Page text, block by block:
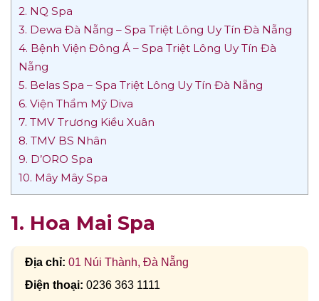
2. NQ Spa
3. Dewa Đà Nẵng – Spa Triệt Lông Uy Tín Đà Nẵng
4. Bệnh Viện Đông Á – Spa Triệt Lông Uy Tín Đà
Nẵng
5. Belas Spa – Spa Triệt Lông Uy Tín Đà Nẵng
6. Viện Thẩm Mỹ Diva
7. TMV Trương Kiều Xuân
8. TMV BS Nhân
9. D’ORO Spa
10. Mây Mây Spa
1. Hoa Mai Spa
Địa chỉ: 01 Núi Thành, Đà Nẵng
Điện thoại: 0236 363 1111